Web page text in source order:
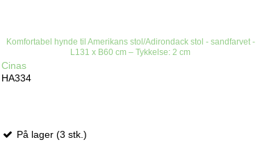
Komfortabel hynde til Amerikans stol/Adirondack stol - sandfarvet -
L131 x B60 cm – Tykkelse: 2 cm
Cinas
HA334
På lager (3 stk.)